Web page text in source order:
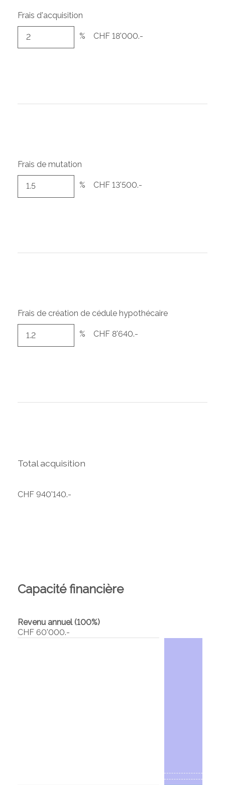
Frais d'acquisition
% CHF 18'000.-
Frais de mutation
% CHF 13'500.-
Frais de création de cédule hypothécaire
% CHF 8'640.-
Total acquisition
CHF 940'140.-
Capacité financière
Revenu annuel (100%)
CHF 60'000.-